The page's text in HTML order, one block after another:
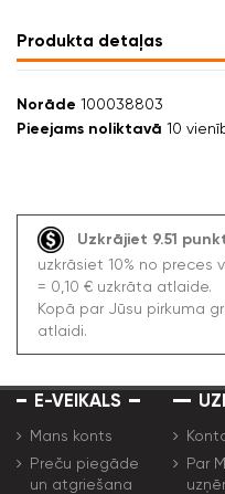
Produkta detaļas
Norāde 100038803
Pieejams noliktavā 10
Uzkrājiet 9.51
uzkrāsiet 10% no preces
= 0,10 € uzkrāta atlaide.
Kopā par Jūsu pirkuma
atlaidi.
E-VEIKALS
Mans konts
Preču piegāde
un atgriešana
Par